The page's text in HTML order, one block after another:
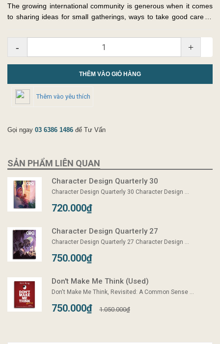
The growing international community is generous when it comes
to sharing ideas for small gatherings, ways to take good care of
- +
THÊM VÀO GIỎ HÀNG
Thêm vào yêu thích
Gọi ngay 03 6386 1486 để Tư Vấn
SẢN PHẨM LIÊN QUAN
Character Design Quarterly 30
Character Design Quarterly 30 Character Design ...
720.000₫
Character Design Quarterly 27
Character Design Quarterly 27 Character Design ...
750.000₫
Don't Make Me Think (Used)
Don't Make Me Think, Revisited: A Common Sense ...
750.000₫ 1.050.000₫